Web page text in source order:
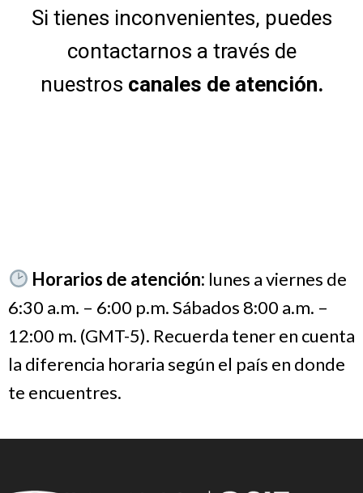
Si tienes inconvenientes, puedes
contactarnos a través de
nuestros canales de atención.
Horarios de atención: lunes a viernes de
6:30 a.m. – 6:00 p.m. Sábados 8:00 a.m. –
12:00 m. (GMT-5). Recuerda tener en cuenta
la diferencia horaria según el país en donde
te encuentres.